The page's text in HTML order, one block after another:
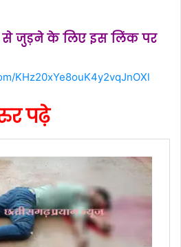
से जुड़ने के लिए इस लिंक पर
KHz20xYe8ouK4y2vqJnOXl
पढ़े